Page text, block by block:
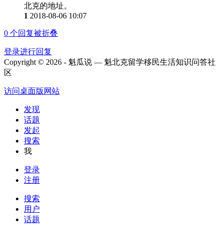
北克的地址。
1 2018-08-06 10:07
0 个回复被折叠
登录进行回复
Copyright © 2026 - 魁瓜说 — 魁北克留学移民生活知识问答社
区
访问桌面版网站
发现
话题
发起
搜索
我
登录
注册
搜索
用户
话题